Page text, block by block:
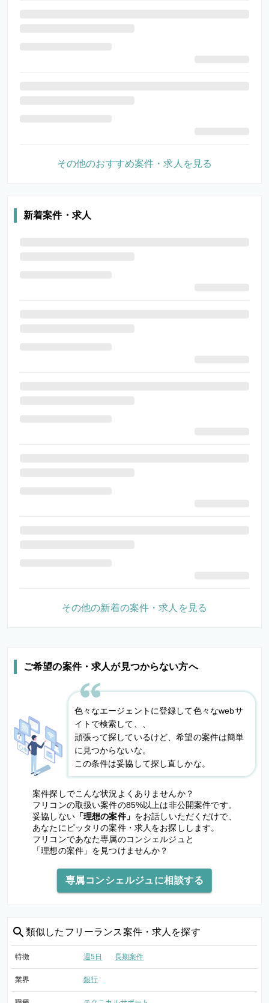
ご希望の案件・求人が見つからない方へ
色々なエージェントに登録して色々なwebサ
イトで検索して、、
頑張って探しているけど、希望の案件は簡単
に見つからないな。
この条件は妥協して探し直しかな。
案件探しでこんな状況よくありませんか？
フリコンの取扱い案件の85%以上は非公開案件です。
妥協しない「理想の案件」 をお話しいただくだけで、
あなたにピッタリの案件・求人をお探しします。
フリコンであなた専属のコンシェルジュと
「理想の案件」を見つけませんか？
専属コンシェルジュに相談する
類似した フリーランス案件・求人を探す
特徴 週5日 長期案件
業界 銀行
その他のおすすめ案件・求人を見る
新着案件・求人
その他の新着の案件・求人を見る